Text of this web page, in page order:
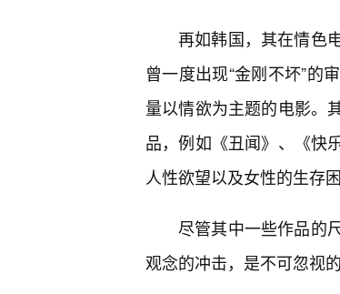
再如韩国，其在情色
曾一度出现“金刚不坏”的
量以情欲为主题的电影。
品，例如《丑闻》、《快
人性欲望以及女性的生存困
尽管其中一些作品的
观念的冲击，是不可忽视的